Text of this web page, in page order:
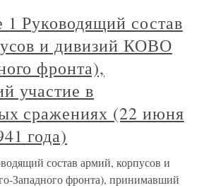
Руководящий состав
и дивизий КОВО
фронта),
участие в
сражениях (22 июня
года)
состав армий, корпусов и
Западного фронта), принимавший